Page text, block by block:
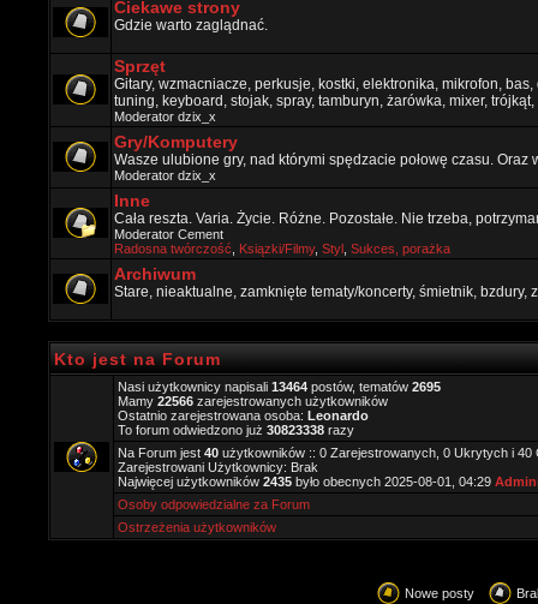
Ciekawe strony
Gdzie warto zaglądnać.
Sprzęt
Gitary, wzmacniacze, perkusje, kostki, elektronika, mikrofon,
tuning, keyboard, stojak, spray, tamburyn, żarówka, mixer, trójkąt,
Moderator dzix_x
Gry/Komputery
Wasze ulubione gry, nad którymi spędzacie połowę czasu.
Moderator dzix_x
Inne
Cała reszta. Varia. Życie. Różne. Pozostałe. Nie trzeba,
Moderator Cement
Radosna twórczość
Ksiązki/Filmy, Styl Sukces, porażka
Archiwum
Stare, nieaktualne, zamknięte tematy/koncerty, śmietnik, bzdury,
Kto jest na Forum
Nasi użytkownicy napisali 13464 postów, tematów 2695
Mamy 22566 zarejestrowanych użytkowników
Ostatnio zarejestrowana osoba: Leonardo
To forum odwiedzono już 30823338 razy
Na Forum jest 40 użytkowników :: 0 Zarejestrowanych, 0 Ukrytych i 40
Zarejestrowani Użytkownicy: Brak
Najwięcej użytkowników 2435 było obecnych 2025-08-01, 04:29
Osoby odpowiedzialne za Forum
Ostrzeżenia użytkowników
Nowe posty